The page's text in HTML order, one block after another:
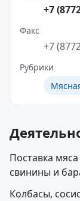
+7
Факс
+7
Рубрики
Поставка
свинины и
Колбасы,